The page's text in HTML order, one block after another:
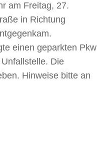
am Freitag, 27.
in Richtung
einen geparkten Pkw
Die
Hinweise bitte an